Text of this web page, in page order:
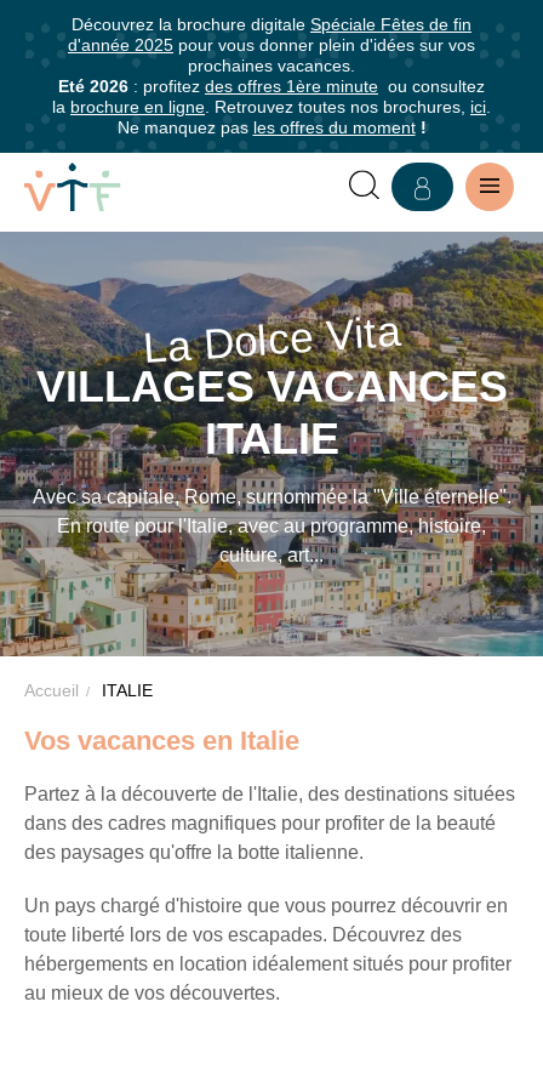
Découvrez la brochure digitale Spéciale Fêtes de fin
d'année 2025 pour vous donner plein d'idées sur vos
prochaines vacances.
Eté 2026 : profitez des offres 1ère minute ou consultez
la brochure en ligne . Retrouvez toutes nos brochures, ici
Ne manquez pas les offres du moment!
SÉJOURS
VILLAGES
VACANCES
FAMILLE
EN
ITALIE
La Dolce Vita
VILLAGES VACANCES
ITALIE
Avec sa capitale, Rome, surnommée la "Ville éternelle".
En route pour l'Italie, avec au programme, histoire,
culture, art...
Accueil ITALIE
Vos vacances en Italie
Partez à la découverte de l'Italie, des destinations situées
dans des cadres magnifiques pour profiter de la beauté
des paysages qu'offre la botte italienne.
Un pays chargé d'histoire que vous pourrez découvrir en
toute liberté lors de vos escapades. Découvrez des
hébergements en location idéalement situés pour profiter
au mieux de vos découvertes.
Abonnez-
vous
à
notre
newsletter
Abonnez-
vous
pour
être
informé·e
de
tous
les
avantages
VTF,
des
offres
exclusives
et
des
bons
plans
pour
vos
!
Il
suffit